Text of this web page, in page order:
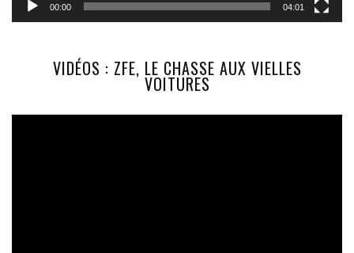
00:00 04:01
VIDÉOS : ZFE, LE CHASSE AUX VIELLES
VOITURES